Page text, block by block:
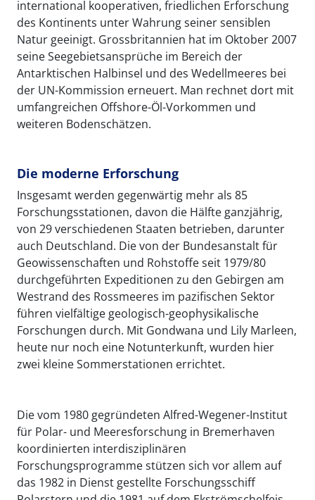
international kooperativen, friedlichen Erforschung
des Kontinents unter Wahrung seiner sensiblen
Natur geeinigt. Grossbritannien hat im Oktober 2007
seine Seegebietsansprüche im Bereich der
Antarktischen Halbinsel und des Wedellmeeres bei
der UN-Kommission erneuert. Man rechnet dort mit
umfangreichen Offshore-Öl-Vorkommen und
weiteren Bodenschätzen.
Die moderne Erforschung
Insgesamt werden gegenwärtig mehr als 85
Forschungsstationen, davon die Hälfte ganzjährig,
von 29 verschiedenen Staaten betrieben, darunter
auch Deutschland. Die von der Bundesanstalt für
Geowissenschaften und Rohstoffe seit 1979/80
durchgeführten Expeditionen zu den Gebirgen am
Westrand des Rossmeeres im pazifischen Sektor
führen vielfältige geologisch-geophysikalische
Forschungen durch. Mit Gondwana und Lily Marleen,
heute nur noch eine Notunterkunft, wurden hier
zwei kleine Sommerstationen errichtet.
Die vom 1980 gegründeten Alfred-Wegener-Institut
für Polar- und Meeresforschung in Bremerhaven
koordinierten interdisziplinären
Forschungsprogramme stützen sich vor allem auf
das 1982 in Dienst gestellte Forschungsschiff